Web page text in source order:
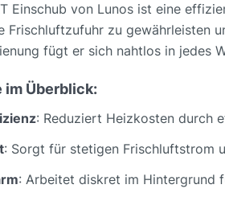
Einschub von Lunos ist eine
Frischluftzufuhr zu gewährleisten
fügt er sich nahtlos in jedes
im Überblick:
: Reduziert Heizkosten durch
: Sorgt für stetigen Frischluftstrom
: Arbeitet diskret im Hintergrund